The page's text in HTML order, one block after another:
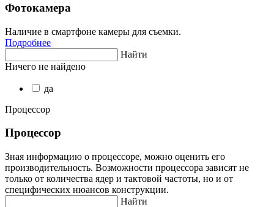
Фотокамера
Наличие в смартфоне камеры для съемки.
Подробнее
Найти
Ничего не найдено
да
Процессор
Процессор
Зная информацию о процессоре, можно оценить его
производительность. Возможности процессора зависят не
только от количества ядер и тактовой частоты, но и от
специфических нюансов конструкции.
Найти